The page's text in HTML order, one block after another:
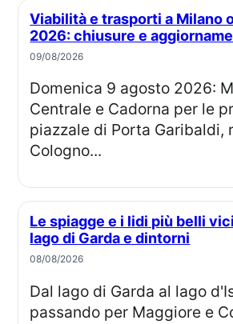
Viabilità e trasporti a Milano oggi, 9 agosto
2026: chiusure e
09/08/2026
Domenica 9 agosto 2026: M2 chiusa tra
Centrale e Cadorna per le
piazzale di Porta Garibaldi,
Cologno...
Le spiagge e i lidi più belli vicino Milano:
lago di Garda e dintorni
08/08/2026
Dal lago di Garda al lago d'Iseo,
passando per Maggiore e